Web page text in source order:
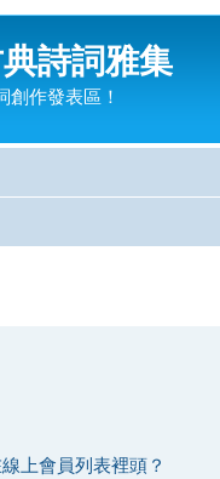
詩詞雅集
創作發表區！
上會員列表裡頭？